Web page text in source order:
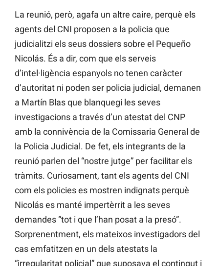
La reunió, però, agafa un altre caire, perquè els
agents del CNI proposen a la policia que
judicialitzi els seus dossiers sobre el Pequeño
Nicolás. És a dir, com que els serveis
d’intel·ligència espanyols no tenen caràcter
d’autoritat ni poden ser policia judicial, demanen
a Martín Blas que blanquegi les seves
investigacions a través d’un atestat del CNP
amb la connivència de la Comissaria General de
la Policia Judicial. De fet, els integrants de la
reunió parlen del “nostre jutge” per facilitar els
tràmits. Curiosament, tant els agents del CNI
com els policies es mostren indignats perquè
Nicolás es manté impertèrrit a les seves
demandes “tot i que l’han posat a la presó”.
Sorprenentment, els mateixos investigadors del
cas emfatitzen en un dels atestats la
“irregularitat policial” que suposava el contingut i